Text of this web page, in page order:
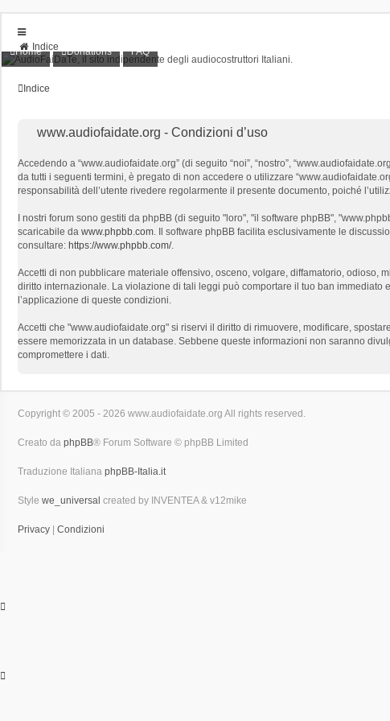
Indice
Home
FAQ
Login
Home Donations FAQ
Indice
www.audiofaidate.org - Condizioni d’uso
Accedendo a “www.audiofaidate.org” (di seguito “noi”, “nostro”,
da tutti i seguenti termini, è pregato di non accedere o utilizzare
responsabilità dell’utente rivedere regolarmente il presente documento, poiché
I nostri forum sono gestiti da phpBB (di seguito "loro", "il software phpBB",
scaricabile da www.phpbb.com. Il software phpBB facilita esclusivamente le
consultare: https://www.phpbb.com/.
Accetti di non pubblicare materiale offensivo, osceno, volgare, diffamatorio, odioso,
diritto internazionale. La violazione di tali leggi può comportare il tuo ban immediato
l’applicazione di queste condizioni.
Accetti che "www.audiofaidate.org" si riservi il diritto di rimuovere, modificare,
essere memorizzata in un database. Sebbene queste informazioni non saranno
compromettere i dati.
Copyright © 2005 - 2026 www.audiofaidate.org All rights reserved.
Creato da phpBB® Forum Software © phpBB Limited
Traduzione Italiana phpBB-Italia.it
Style we_universal created by INVENTEA & v12mike
Privacy | Condizioni